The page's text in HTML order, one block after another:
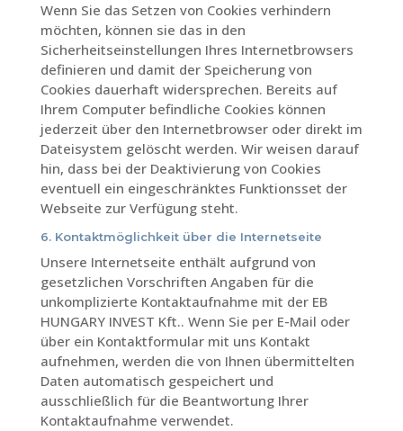
Wenn Sie das Setzen von Cookies verhindern
möchten, können sie das in den
Sicherheitseinstellungen Ihres Internetbrowsers
definieren und damit der Speicherung von
Cookies dauerhaft widersprechen. Bereits auf
Ihrem Computer befindliche Cookies können
jederzeit über den Internetbrowser oder direkt im
Dateisystem gelöscht werden. Wir weisen darauf
hin, dass bei der Deaktivierung von Cookies
eventuell ein eingeschränktes Funktionsset der
Webseite zur Verfügung steht.
6. Kontaktmöglichkeit über die Internetseite
Unsere Internetseite enthält aufgrund von
gesetzlichen Vorschriften Angaben für die
unkomplizierte Kontaktaufnahme mit der EB
HUNGARY INVEST Kft.. Wenn Sie per E-Mail oder
über ein Kontaktformular mit uns Kontakt
aufnehmen, werden die von Ihnen übermittelten
Daten automatisch gespeichert und
ausschließlich für die Beantwortung Ihrer
Kontaktaufnahme verwendet.